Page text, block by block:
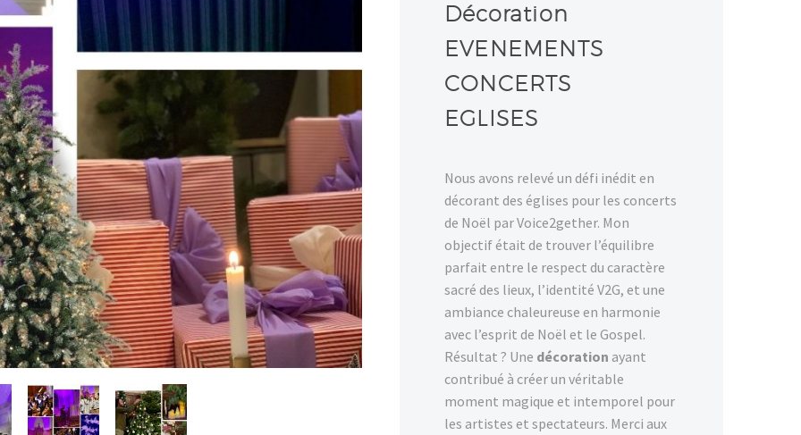
Décoration
EVENEMENTS
CONCERTS
EGLISES
Nous avons relevé un défi inédit en
décorant des églises pour les concerts
de Noël par Voice2gether. Mon
objectif était de trouver l’équilibre
parfait entre le respect du caractère
sacré des lieux, l’identité V2G, et une
ambiance chaleureuse en harmonie
avec l’esprit de Noël et le Gospel.
Résultat ? Une décoration ayant
contribué à créer un véritable
moment magique et intemporel pour
les artistes et spectateurs. Merci aux